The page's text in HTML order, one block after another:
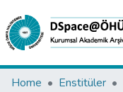
Collections
Home Enstitüler